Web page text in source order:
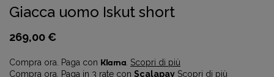
Giacca uomo Iskut short
269,00 €
Compra ora. Paga con Klarna Scopri di più
Compra ora. Paga in 3 rate con Scalapay Scopri di più